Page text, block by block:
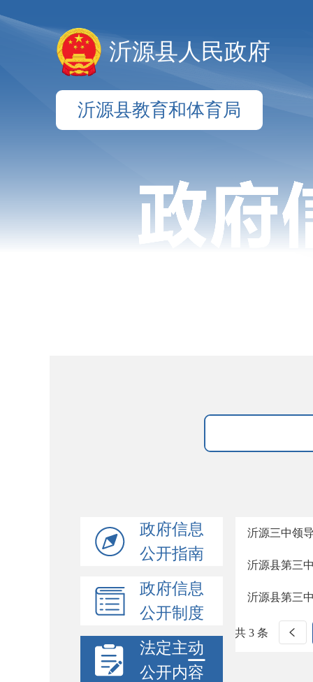
沂源县人民政府
沂源县教育和体育局
政府信息
公开指南
政府信息
公开制度
法定主动
公开内容
沂源三中领
沂源县第三
沂源县第三
共 3 条